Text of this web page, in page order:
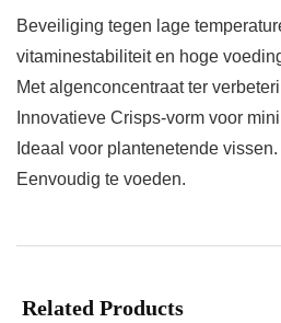
Beveiliging tegen lage
vitaminestabiliteit en hoge
Met algenconcentraat ter
Innovatieve Crisps-vorm voor
Ideaal voor plantenetende vissen.
Eenvoudig te voeden.
Related Products